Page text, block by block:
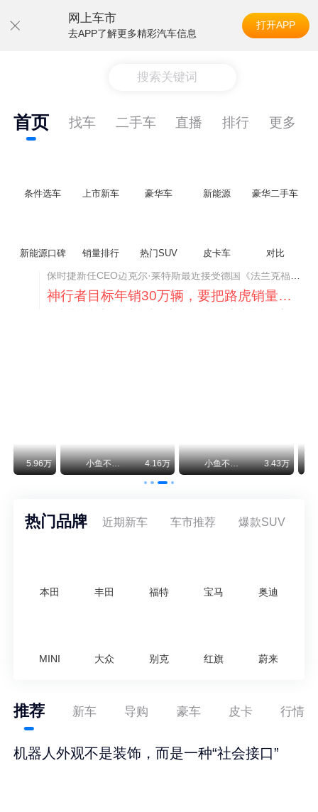
网上车市
去APP了解更多精彩汽车信息
打开APP
搜索关键词
首页 找车 二手车 直播 排行 更多
条件选车 上市新车 豪华车 新能源 豪华二手车
新能源口碑 销量排行 热门SUV 皮卡车 对比
神行者目标年销30万辆，要把路虎销量翻倍
路虎品牌全球一年卖多少？大约38万辆。也就是说，这个刚复活的新能源品牌，目标是干到路虎全球销量的八成。如果真能跑到30万辆，两者加起来就是68万辆——比现在路虎单独的数字，翻了接近一倍！说“再造一个路虎”，真不夸张。
小鱼不刹车 4.16万 小鱼不刹车 3.43万 安定洞察
热门品牌 近期新车 车市推荐 爆款SUV
本田 丰田 福特 宝马 奥迪
MINI 大众 别克 红旗 蔚来
推荐 新车 导购 豪车 皮卡 行情
机器人外观不是装饰，而是一种“社会接口”